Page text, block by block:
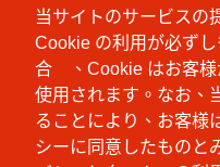
当サイトのサービス
Cookie の利用が必ず
合 、Cookie はお客様
使用されます。なお、
ることにより、お客
シーに同意したものと
English 中
Powered
© Shanpu